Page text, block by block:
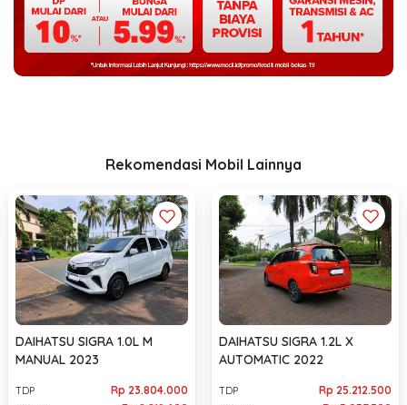
Rekomendasi Mobil Lainnya
DAIHATSU SIGRA 1.0L M
MANUAL 2023
TDP Rp 23.804.000
DAIHATSU SIGRA 1.2L X
AUTOMATIC 2022
TDP Rp 25.212.500